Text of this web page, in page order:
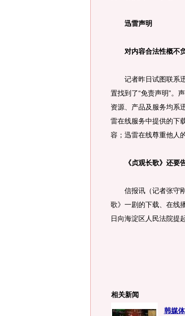
迅雷声明
对内容合法性概不
记者昨日试图联系迅
置找到了“免责声明”。
资源、产品及服务均系
雷在线服务中提供的下
容；迅雷在线尊重他人
《贞观长歌》还要
信报讯（记者张守刚
歌》一剧的下载、在线
日向海淀区人民法院提
相关新闻
韩媒